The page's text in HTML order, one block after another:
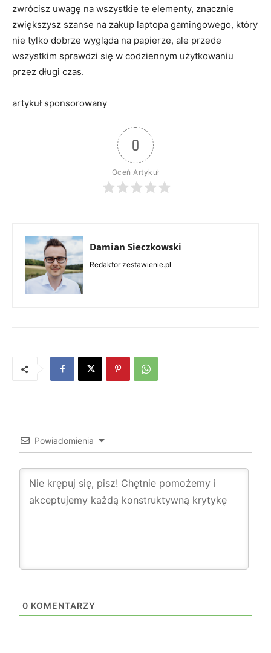
zwrócisz uwagę na wszystkie te elementy, znacznie
zwiększysz szanse na zakup laptopa gamingowego, który
nie tylko dobrze wygląda na papierze, ale przede
wszystkim sprawdzi się w codziennym użytkowaniu
przez długi czas.
artykuł sponsorowany
0
Oceń Artykuł
Damian Sieczkowski
Redaktor zestawienie.pl
Powiadomienia
0 KOMENTARZY